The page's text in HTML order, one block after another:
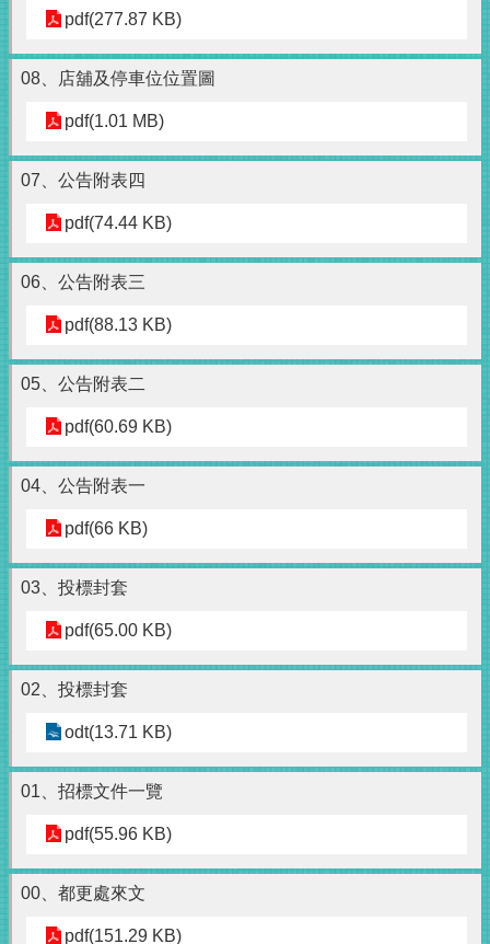
pdf(277.87 KB)
08、店舖及停車位位置圖
pdf(1.01 MB)
07、公告附表四
pdf(74.44 KB)
06、公告附表三
pdf(88.13 KB)
05、公告附表二
pdf(60.69 KB)
04、公告附表一
pdf(66 KB)
03、投標封套
pdf(65.00 KB)
02、投標封套
odt(13.71 KB)
01、招標文件一覽
pdf(55.96 KB)
00、都更處來文
pdf(151.29 KB)